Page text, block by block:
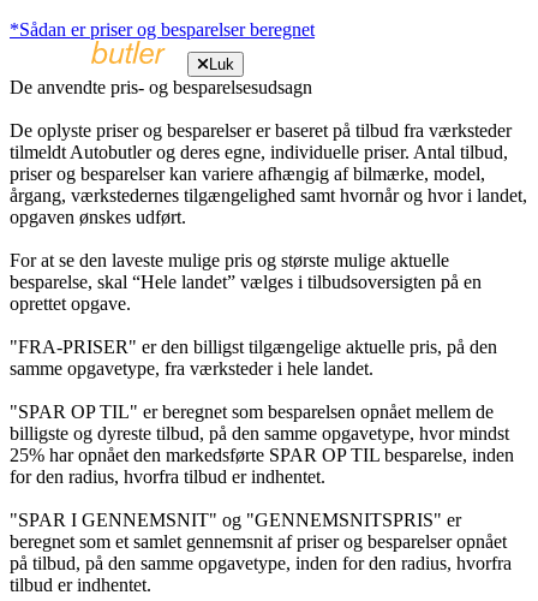
*Sådan er priser og besparelser beregnet
Luk
De anvendte pris- og besparelsesudsagn
De oplyste priser og besparelser er baseret på tilbud fra værksteder
tilmeldt Autobutler og deres egne, individuelle priser. Antal tilbud,
priser og besparelser kan variere afhængig af bilmærke, model,
årgang, værkstedernes tilgængelighed samt hvornår og hvor i landet,
opgaven ønskes udført.
For at se den laveste mulige pris og største mulige aktuelle
besparelse, skal “Hele landet” vælges i tilbudsoversigten på en
oprettet opgave.
"FRA-PRISER" er den billigst tilgængelige aktuelle pris, på den
samme opgavetype, fra værksteder i hele landet.
"SPAR OP TIL" er beregnet som besparelsen opnået mellem de
billigste og dyreste tilbud, på den samme opgavetype, hvor mindst
25% har opnået den markedsførte SPAR OP TIL besparelse, inden
for den radius, hvorfra tilbud er indhentet.
"SPAR I GENNEMSNIT" og "GENNEMSNITSPRIS" er
beregnet som et samlet gennemsnit af priser og besparelser opnået
på tilbud, på den samme opgavetype, inden for den radius, hvorfra
tilbud er indhentet.